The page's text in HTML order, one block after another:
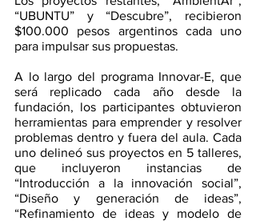
“UBUNTU” y “Descubre”, recibieron
$100.000 pesos argentinos cada uno
para impulsar sus propuestas.
A lo largo del programa Innovar-E, que
será replicado cada año desde la
fundación, los participantes obtuvieron
herramientas para emprender y resolver
problemas dentro y fuera del aula. Cada
uno delineó sus proyectos en 5 talleres,
que incluyeron instancias de
“Introducción a la innovación social”,
“Diseño y generación de ideas”,
“Refinamiento de ideas y modelo de